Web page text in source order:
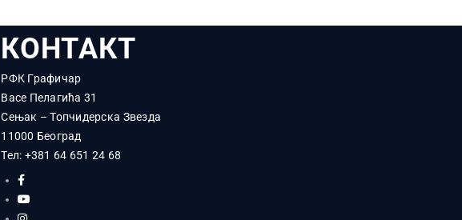
КОНТАКТ
РФК Графичар
Васе Пелагића 31
Сењак – Топчидерска Звезда
11000 Београд
Тел: +381 64 651 24 68